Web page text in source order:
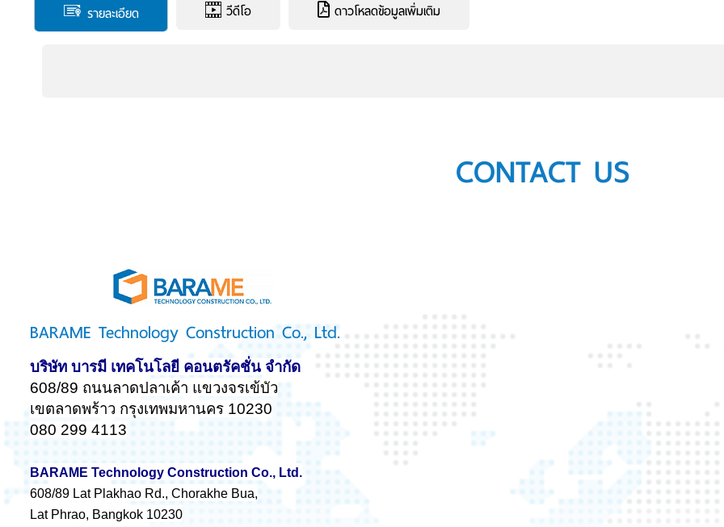
รายละเอียด วีดีโอ ดาวโหลดข้อมูลเพิ่มเติม
CONTACT US
BARAME Technology Construction Co., Ltd.
บริษัท บารมี เทคโนโลยี คอนตรัคชั่น จำกัด
608/89 ถนนลาดปลาเค้า แขวงจรเข้บัว
เขตลาดพร้าว กรุงเทพมหานคร 10230
080 299 4113
BARAME Technology Construction Co., Ltd.
608/89 Lat Plakhao Rd., Chorakhe Bua,
Lat Phrao, Bangkok 10230